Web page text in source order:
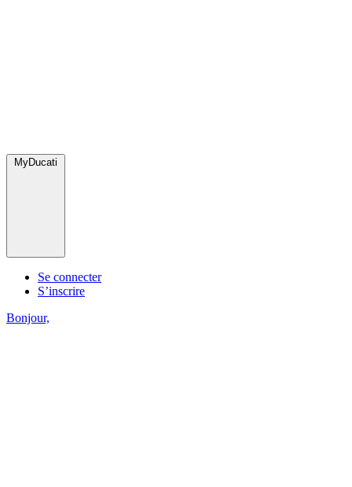
MyDucati
Se connecter
S’inscrire
Bonjour,